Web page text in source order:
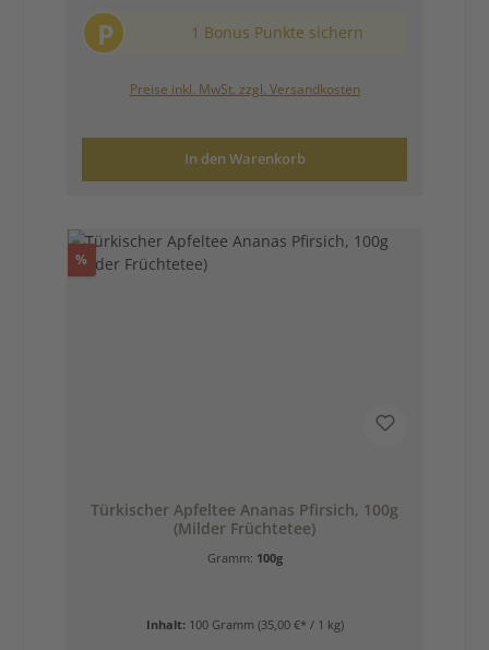
P 1 Bonus Punkte sichern
Preise inkl. MwSt. zzgl. Versandkosten
In den Warenkorb
%Rabatt
Türkischer Apfeltee Ananas Pfirsich, 100g
(Milder Früchtetee)
Gramm: 100g
Inhalt: 100 Gramm (35,00 €* / 1 kg)